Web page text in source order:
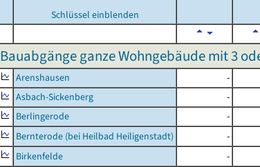
Schlüssel einblenden
Bauabgänge ganze Wohngebäude mit 3
Arenshausen -
Asbach-Sickenberg
-
Berlingerode
-
Bernterode (bei Heilbad Heiligenstadt)
-
Birkenfelde
-